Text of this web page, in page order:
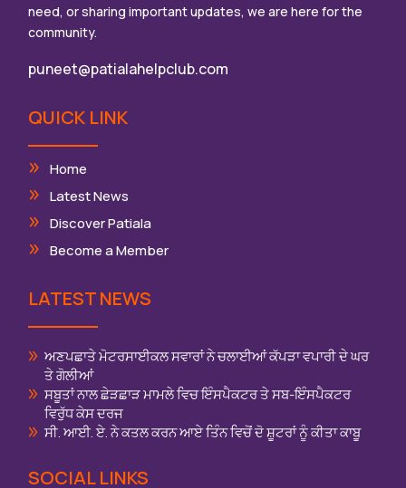
need, or sharing important updates, we are here for the
community.
puneet@patialahelpclub.com
QUICK LINK
Home
Latest News
Discover Patiala
Become a Member
LATEST NEWS
ਅਣਪਛਾਤੇ ਮੋਟਰਸਾਈਕਲ ਸਵਾਰਾਂ ਨੇ ਚਲਾਈਆਂ ਕੱਪੜਾ ਵਪਾਰੀ ਦੇ ਘਰ
ਤੇ ਗੋਲੀਆਂ
ਸਬੂਤਾਂ ਨਾਲ ਛੇੜਛਾੜ ਮਾਮਲੇ ਵਿਚ ਇੰਸਪੈਕਟਰ ਤੇ ਸਬ-ਇੰਸਪੈਕਟਰ
ਵਿਰੁੱਧ ਕੇਸ ਦਰਜ
ਸੀ. ਆਈ. ਏ. ਨੇ ਕਤਲ ਕਰਨ ਆਏ ਤਿੰਨ ਵਿਚੋਂ ਦੋ ਸ਼ੂਟਰਾਂ ਨੂੰ ਕੀਤਾ ਕਾਬੂ
SOCIAL LINKS